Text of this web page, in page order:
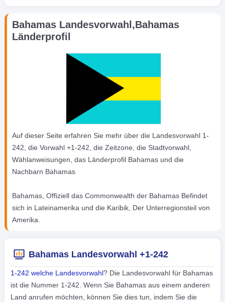
Bahamas Landesvorwahl,Bahamas
Länderprofil
Auf dieser Seite erfahren Sie mehr über die Landesvorwahl 1-
242, die Vorwahl +1-242, die Zeitzone, die Stadtvorwahl,
Wählanweisungen, das Länderprofil Bahamas und die
Nachbarn Bahamas
Bahamas, Offiziell das Commonwealth der Bahamas Befindet
sich in Lateinamerika und die Karibik, Der Unterregionsteil von
Amerika.
Bahamas Landesvorwahl +1-242
1-242 welche Landesvorwahl? Die Landesvorwahl für Bahamas
ist die Nummer 1-242. Wenn Sie Bahamas aus einem anderen
Land anrufen möchten, können Sie dies tun, indem Sie die